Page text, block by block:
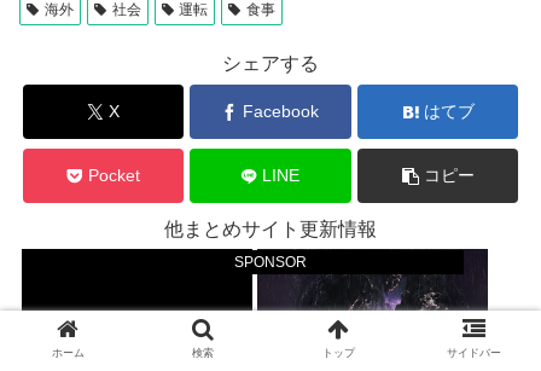
SPONSOR
海外
社会 運転 食事
シェアする
X Facebook はてブ
Pocket LINE コピー
他まとめサイト更新情報
ホーム 検索 トップ サイドバー